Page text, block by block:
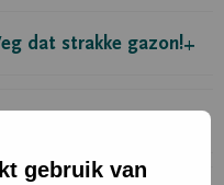
gebruik van
dat strakke gazon!